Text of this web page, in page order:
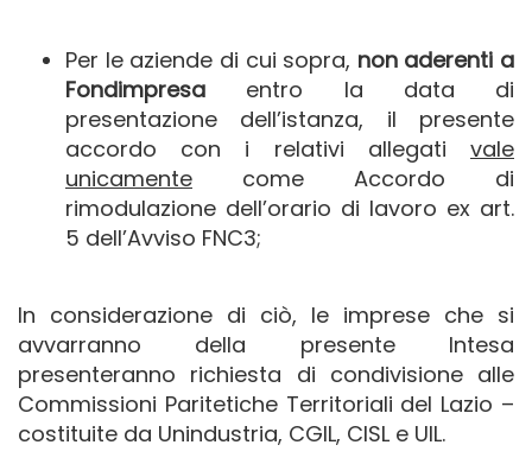
Per le aziende di cui sopra, non aderenti a
Fondimpresa entro la data di
presentazione dell’istanza, il presente
accordo con i relativi allegati vale
unicamente come Accordo di
rimodulazione dell’orario di lavoro ex art.
5 dell’Avviso FNC3;
In considerazione di ciò, le imprese che si
avvarranno della presente Intesa
presenteranno richiesta di condivisione alle
Commissioni Paritetiche Territoriali del Lazio –
costituite da Unindustria, CGIL, CISL e UIL.